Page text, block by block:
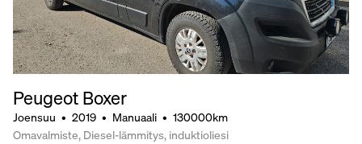
Peugeot Boxer
Joensuu • 2019 • Manuaali • 130000km
Omavalmiste, Diesel-lämmitys, induktioliesi